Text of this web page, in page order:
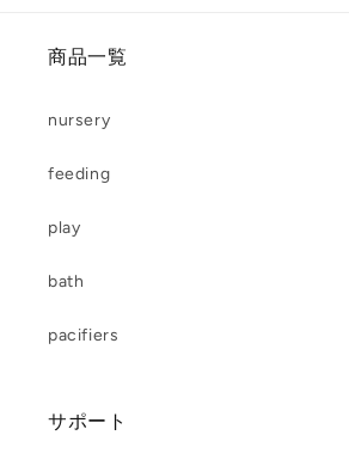
商品一覧
nursery
feeding
play
bath
pacifiers
サポート